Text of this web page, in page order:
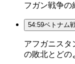
フガン戦争の
54:59ベトナム
アフガニスタ
の敗北とどの